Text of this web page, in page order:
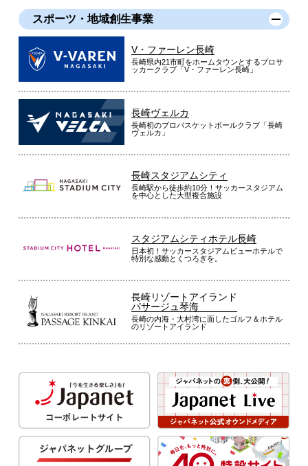
スポーツ・地域創生事業
V・ファーレン長崎
長崎県内21市町をホームタウンとするプロサ
ッカークラブ「V・ファーレン長崎」
長崎ヴェルカ
長崎初のプロバスケットボールクラブ「長崎
ヴェルカ」
長崎スタジアムシティ
長崎駅から徒歩約10分！サッカースタジアム
を中心とした大型複合施設
スタジアムシティホテル長崎
日本初！サッカースタジアムビューホテルで
特別な感動とくつろぎを。
長崎リゾートアイランド
パサージュ琴海
長崎の内海・大村湾に面したゴルフ＆ホテル
のリゾートアイランド